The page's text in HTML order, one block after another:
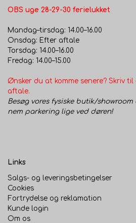
OBS uge 28-29-30 ferielukket
Mandag–tirsdag: 14.00–16.00
Onsdag: Efter aftale
Torsdag: 14.00–16.00
Fredag: 14.00–15.00
Ønsker du at komme senere? Skriv
aftale.
Besøg vores fysiske butik/
nem parkering lige ved døren!
Links
Salgs- og leveringsbetingelser
Cookies
Fortrydelse og reklamation
Kunde login
Om os